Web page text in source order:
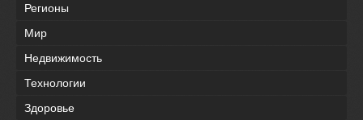
Регионы
Мир
Недвижимость
Технологии
Здоровье